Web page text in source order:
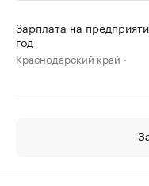
Зарплата на
год
Краснодарский край